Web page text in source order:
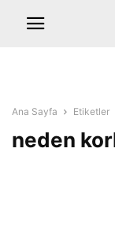
Ana Sayfa Etiketler
neden